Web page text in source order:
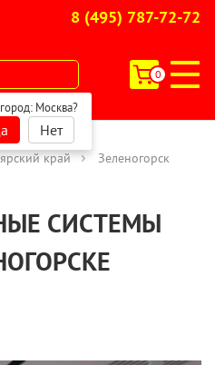
8 (495) 787-72-72
0
Москва?
Нет
край Зеленогорск
СИСТЕМЫ